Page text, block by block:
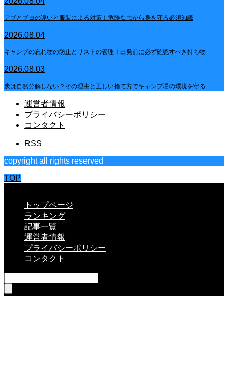
アブとブヨの違いと服装による対策！危険な虫から身を守る必須知識
2026.08.04
キャンプの忘れ物の防止とリストの管理！出発前に必ず確認すべき持ち物
2026.08.03
炭は自然分解しない？その理由と正しい捨て方でキャンプ場の環境を守る
運営者情報
プライバシーポリシー
コンタクト
RSS
copyright all rights reserved
TOP
トップページ
ランキング
記事一覧
運営者情報
プライバシーポリシー
コンタクト